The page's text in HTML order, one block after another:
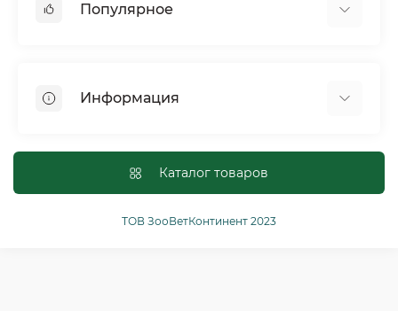
Популярное
Птицы
Рептилии
Сельскохозяйственные животные и птицы
Информация
Оплата и доставка
Политика конфиденциальности
Условия соглашения
Каталог товаров
ТОВ ЗооВетКонтинент 2023